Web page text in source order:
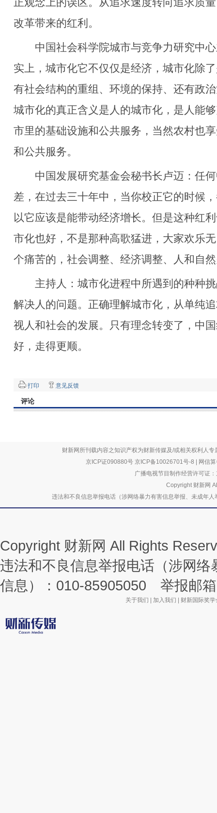
改革带来的红利。
中国社会科学院城市与竞争力研究中心
实上，城市化它不仅仅是经济，城市化除
有社会结构的重组、环境的保持、还有政
城市化的真正含义是人的城市化，是人能
市里的基础设施和公共服务，当然农村也
和公共服务。
中国发展研究基金会秘书长卢迈：任何
差，在过去三十年中，当你校正它的时候
以它应该是能带动经济增长。但是这种红
市化也好，不是那种高歌猛进，大家欢乐
个痛苦的，社会调整、经济调整、人和自
主持人：城市化进程中所遇到的种种挑
解决人的问题。正确理解城市化，从单纯
视人和社会的发展。只有理念转变了，中
好，走得更顺。
打印 意见反馈
评论
财新网所刊载内容之知识产权为财新传媒及/或相关权利人
京ICP证090880号 京ICP备10026701号-8
网信
广播电视节目制作经营许可证
Copyright 财新网
违法和不良信息举报电话（涉网络暴力有害信息举报、未成
Copyright 财新网 All Rights
违法和不良信息举报电话（涉网
信息）：010-85905050 举报邮
关于我们 加入我们 财新国际奖学